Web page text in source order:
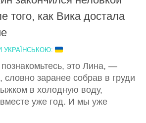
того, как Вика достала
УКРАЇНСЬКОЮ:
это Лина, —
словно заранее собрав в груди
в холодную воду,
уже год. И мы уже